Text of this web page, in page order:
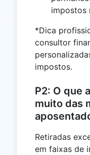
impostos
*Dica
consultor
impostos.
P2: O que
muito das
Retiradas
em faixas de